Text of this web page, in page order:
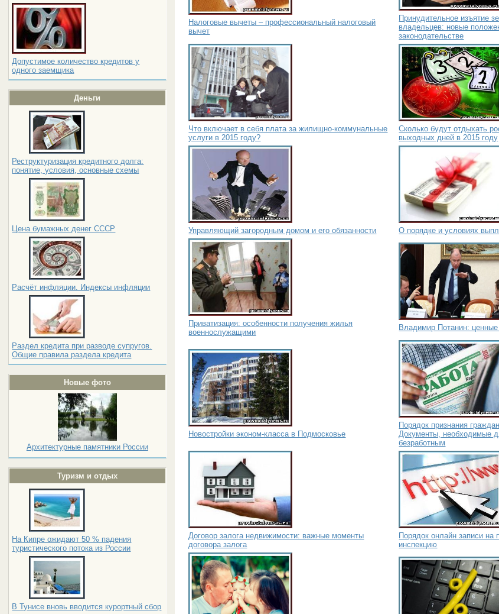
Допустимое количество кредитов у
одного заемщика
Деньги
Реструктуризация кредитного долга:
понятие, условия, основные схемы
Цена бумажных денег СССР
Расчёт инфляции. Индексы инфляции
Раздел кредита при разводе супругов.
Общие правила раздела кредита
Новые фото
Архитектурные памятники России
Туризм и отдых
На Кипре ожидают 50 % падения
туристического потока из России
В Тунисе вновь вводится курортный сбор
Налоговые вычеты – профессиональный налоговый
вычет
Принудительное изъятие
владельцев: новые
законодательстве
Что включает в себя плата за жилищно-коммунальные
услуги в 2015 году?
Сколько будут отдыхать
выходных дней в 2015 году
Управляющий загородным домом и его обязанности О порядке и условиях
Приватизация: особенности получения жилья
военнослужащими
Владимир Потанин:
Новостройки эконом-класса в Подмосковье
Порядок признания
Документы, необходимые
безработным
Договор залога недвижимости: важные моменты
договора залога
Порядок онлайн записи на
инспекцию